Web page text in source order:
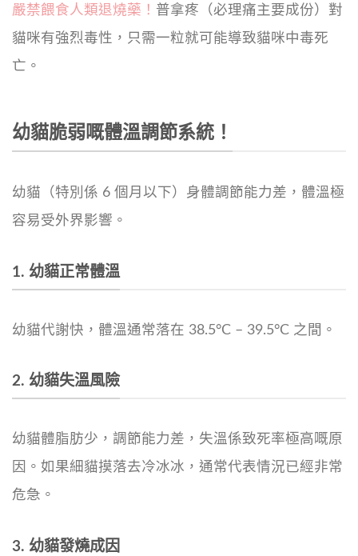
嚴禁餵食人類退燒藥！ 普拿疼（必理痛主要成份）對
貓咪有強烈毒性，只需一粒就可能導致貓咪中毒死
亡。
幼貓脆弱嘅體溫調節系統！
幼貓（特別係 6 個月以下）身體調節能力差，體溫極
容易受外界影響。
1. 幼貓正常體溫
幼貓代謝快，體溫通常落在 38.5°C – 39.5°C 之間。
2. 幼貓失溫風險
幼貓體脂肪少，調節能力差，失溫係致死率極高嘅原
因。如果細貓摸落去冷冰冰，通常代表情況已經非常
危急。
3. 幼貓發燒成因